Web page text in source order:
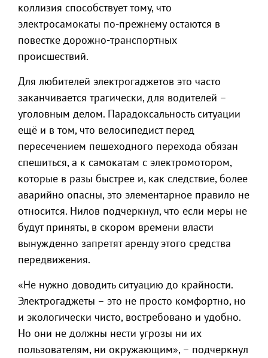
коллизия способствует тому, что
электросамокаты по-прежнему остаются в
повестке дорожно-транспортных
происшествий.
Для любителей электрогаджетов это часто
заканчивается трагически, для водителей –
уголовным делом. Парадоксальность ситуации
ещё и в том, что велосипедист перед
пересечением пешеходного перехода обязан
спешиться, а к самокатам с электромотором,
которые в разы быстрее и, как следствие, более
аварийно опасны, это элементарное правило не
относится. Нилов подчеркнул, что если меры не
будут приняты, в скором времени власти
вынужденно запретят аренду этого средства
передвижения.
«Не нужно доводить ситуацию до крайности.
Электрогаджеты – это не просто комфортно, но
и экологически чисто, востребовано и удобно.
Но они не должны нести угрозы ни их
пользователям, ни окружающим», – подчеркнул